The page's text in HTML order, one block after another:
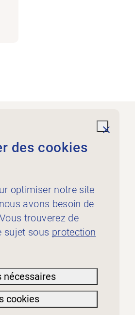
des cookies
optimiser notre site
avons besoin de
trouverez de
sujet sous protection
nécessaires
cookies